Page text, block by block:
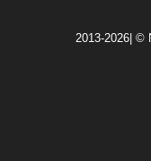
2013-2026| ©